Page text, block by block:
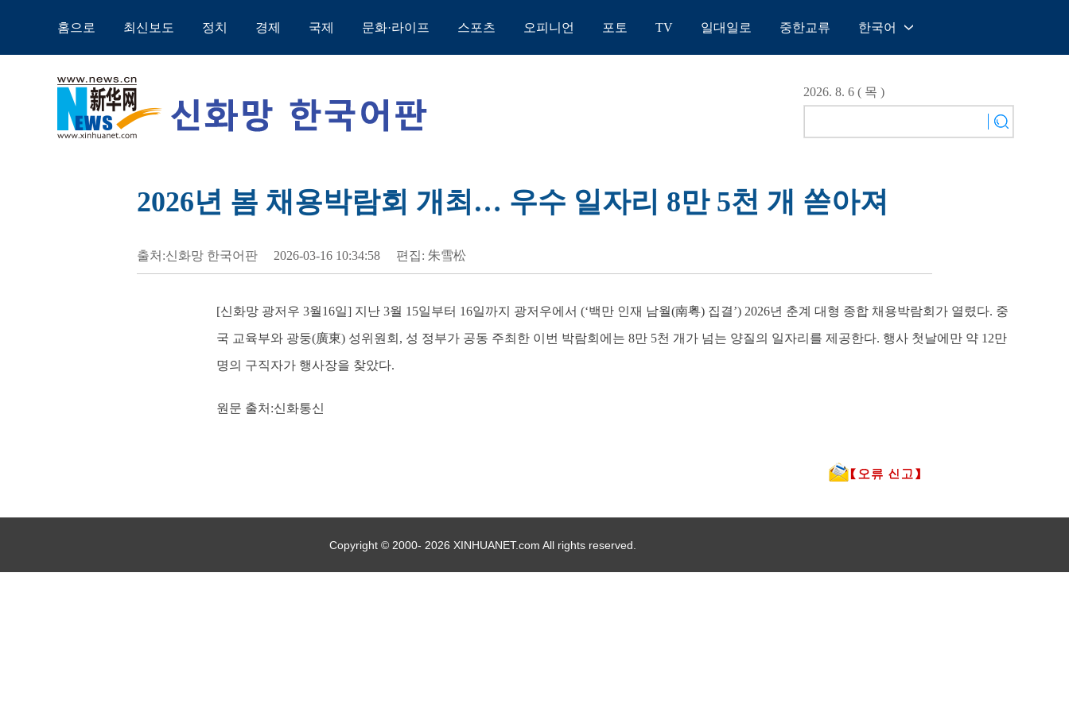
홈으로 최신보도 정치 경제 국제 문화·라이프 스포츠 오피니언 포토 TV 일대일로 중한교류 한국어
English
Español
日本語
2026. 8. 6 ( 목 )
2026년 봄 채용박람회 개최… 우수 일자리 8만 5천 개 쏟아져
출처:신화망 한국어판 2026-03-16 10:34:58 편집: 朱雪松
[신화망 광저우 3월16일] 지난 3월 15일부터 16일까지 광저우에서 (‘백만 인재 남월(南粤) 집결’) 2026년 춘계 대형 종합 채용박람회가 열렸다. 중
국 교육부와 광둥(廣東) 성위원회, 성 정부가 공동 주최한 이번 박람회에는 8만 5천 개가 넘는 양질의 일자리를 제공한다. 행사 첫날에만 약 12만
명의 구직자가 행사장을 찾았다.
원문 출처:신화통신
Copyright © 2000- 2026 XINHUANET.com All rights reserved.